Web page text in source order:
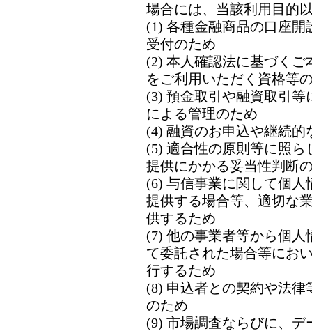
場合には、当該利用目的
(1) 各種金融商品の口座
受付のため
(2) 本人確認法に基づく
をご利用いただく資格等
(3) 預金取引や融資取引
による管理のため
(4) 融資のお申込や継続
(5) 適合性の原則等に照
提供にかかる妥当性判断
(6) 与信事業に関して個
提供する場合等、適切な
供するため
(7) 他の事業者等から個
て委託された場合等にお
行するため
(8) 申込者との契約や法
のため
(9) 市場調査ならびに、